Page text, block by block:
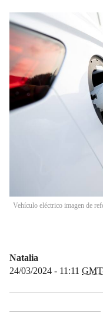
Vehículo eléctrico imagen de
Natalia
24/03/2024 - 11:11